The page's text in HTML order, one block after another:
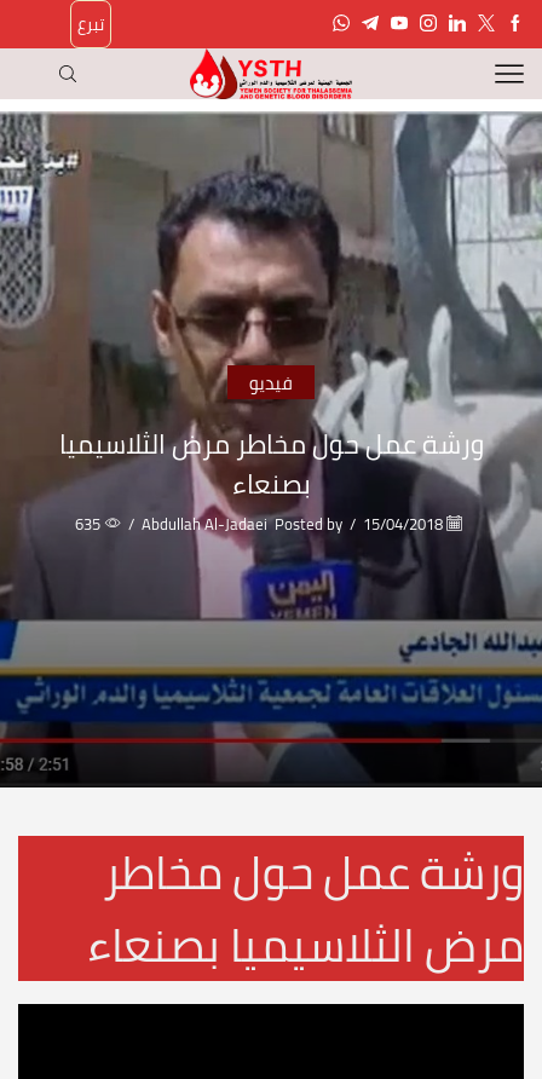
تبرع
فيديو
ورشة عمل حول مخاطر مرض الثلاسيميا
بصنعاء
/
Posted by
Abdullah Al-Jadaei
/
635
ورشة عمل حول مخاطر
مرض الثلاسيميا بصنعاء